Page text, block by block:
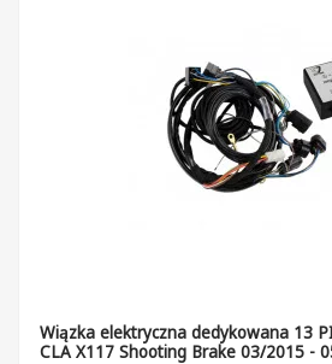
Wiązka elektryczna dedykowana 13
CLA X117 Shooting Brake 03/2015 -